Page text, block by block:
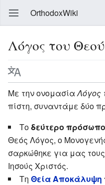
OrthodoxWiki
Λόγος του Θεού
Με την ονομασία Λόγος
πίστη, συναντάμε δύο
Τοδεύτερο
Θεός Λόγος, ο
σαρκώθηκε για μας
Ιησούς Χριστός.
Τη Θεία Αποκάλυψη